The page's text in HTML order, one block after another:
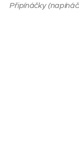
Připínáčky